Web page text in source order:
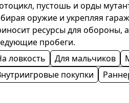
пустошь и орды
оружие и укрепляя
ресурсы для обороны,
пробеги.
ловкость
Для мальчиков
покупки